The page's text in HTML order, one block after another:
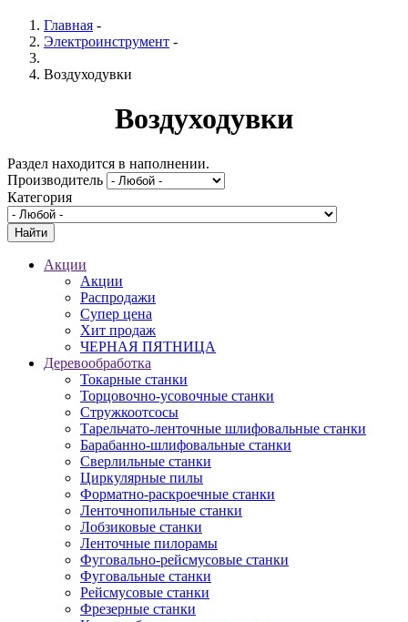
Главная -
Электроинструмент -
Воздуходувки
Воздуходувки
Раздел находится в наполнении.
Производитель
Категория
Акции
Акции
Распродажи
Супер цена
Хит продаж
ЧЕРНАЯ ПЯТНИЦА
Деревообработка
Токарные станки
Торцовочно-усовочные станки
Стружкоотсосы
Тарельчато-ленточные шлифовальные станки
Барабанно-шлифовальные станки
Сверлильные станки
Циркулярные пилы
Форматно-раскроечные станки
Ленточнопильные станки
Лобзиковые станки
Ленточные пилорамы
Фуговально-рейсмусовые станки
Фуговальные станки
Рейсмусовые станки
Фрезерные станки